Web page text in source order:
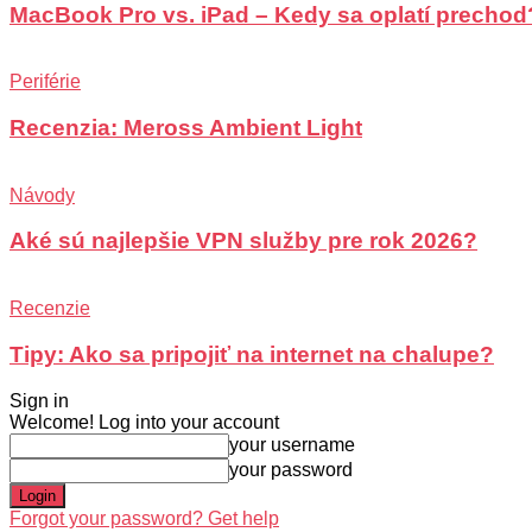
MacBook Pro vs. iPad – Kedy sa oplatí
Periférie
Recenzia: Meross Ambient Light
Návody
Aké sú najlepšie VPN služby pre rok 2026?
Recenzie
Tipy: Ako sa pripojiť na internet na chalupe?
Sign in
Welcome! Log into your account
your username
your password
Forgot your password? Get help